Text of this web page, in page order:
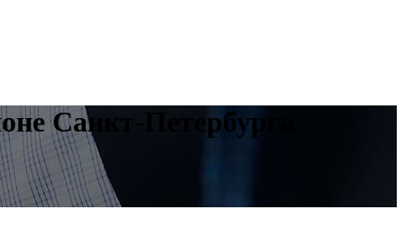
Санкт-Петербурга